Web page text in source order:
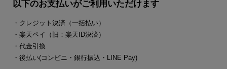
以下のお支払いがご利用いただけます
・クレジット決済（一括払い）
・楽天ペイ（旧：楽天ID決済）
・代金引換
・後払い(コンビニ・銀行振込・LINE Pay)